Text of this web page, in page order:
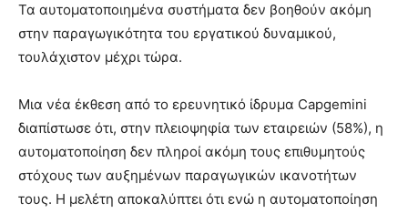
Τα αυτοματοποιημένα συστήματα δεν βοηθούν ακόμη
στην παραγωγικότητα του εργατικού δυναμικού,
τουλάχιστον μέχρι τώρα.
Μια νέα έκθεση από το ερευνητικό ίδρυμα Capgemini
διαπίστωσε ότι, στην πλειοψηφία των εταιρειών (58%), η
αυτοματοποίηση δεν πληροί ακόμη τους επιθυμητούς
στόχους των αυξημένων παραγωγικών ικανοτήτων
τους. Η μελέτη αποκαλύπτει ότι ενώ η αυτοματοποίηση